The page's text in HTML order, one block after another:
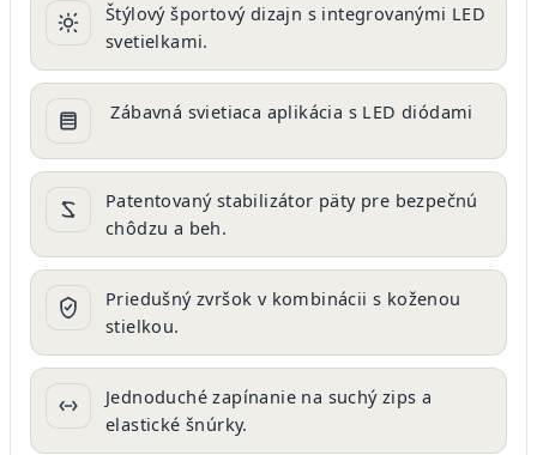
Štýlový športový dizajn s integrovanými LED
svetielkami.
Zábavná svietiaca aplikácia s LED diódami
Patentovaný stabilizátor päty pre bezpečnú
chôdzu a beh.
Priedušný zvršok v kombinácii s koženou
stielkou.
Jednoduché zapínanie na suchý zips a
elastické šnúrky.